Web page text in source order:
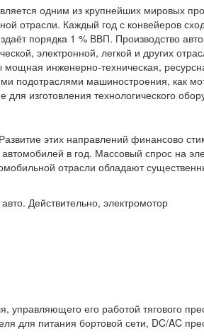
одним из крупнейших мировых
отрасли. Каждый год с конвейеров
порядка 1 % ВВП. Производство
электронной, легкой и других
мощная инженерно-техническая,
подотраслями машиностроения, как
изготовления технологического
этих направлений финансово
в год. Массовый спрос на
отрасли обладают
Действительно, электромотор
управляющего его работой тягового
для питания бортовой сети, DC/AC